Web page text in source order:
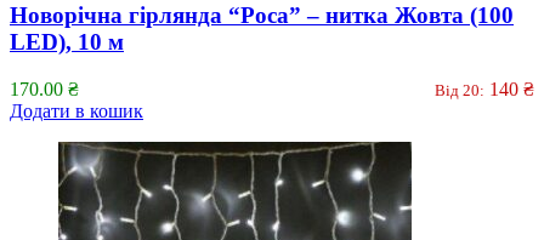
Новорічна гірлянда “Роса” – нитка Жовта (100
LED), 10 м
170.00 ₴ Від 20: 140 ₴
Додати в кошик